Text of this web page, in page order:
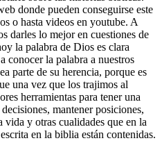
donde pueden conseguirse este
o hasta videos en youtube. A
darles lo mejor en cuestiones de
la palabra de Dios es clara
conocer la palabra a nuestros
parte de su herencia, porque es
una vez que los trajimos al
herramientas para tener una
mantener posiciones,
vida y otras cualidades que en la
en la biblia están contenidas.